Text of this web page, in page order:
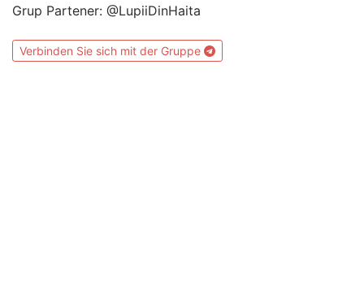
Grup Partener: @LupiiDinHaita
Verbinden Sie sich mit der Gruppe